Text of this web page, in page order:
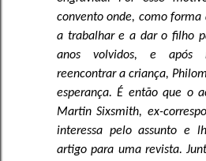
convento onde, como forma
a trabalhar e a dar o filho
anos volvidos, e após
reencontrar a criança,
esperança. É então que o
Martin Sixsmith, ex-
interessa pelo assunto e
artigo para uma revista.